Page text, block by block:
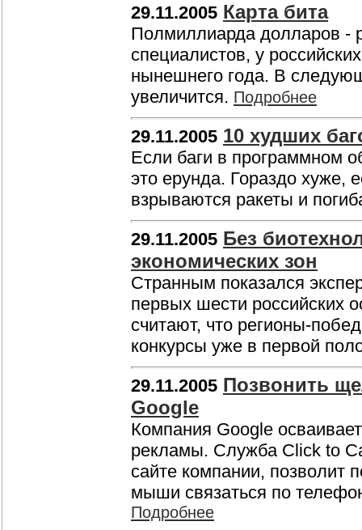
29.11.2005 Карта бита
Полмиллиарда долларов -
специалистов, у
нынешнего года. В
увеличится. Подробнее
29.11.2005 10 худших
Если баги в программном
это ерунда. Гораздо
взрываются ракеты и
29.11.2005 Без
экономических зон
Странным показался
первых шести российских
считают, что регионы-
конкурсы уже в первой
29.11.2005 Позвонить
Google
Компания Google
рекламы. Служба Click to
сайте компании, позволит
мыши связаться по
Подробнее